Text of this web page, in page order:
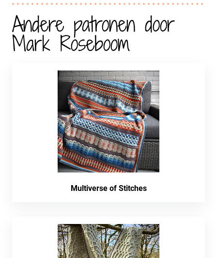
Andere patronen door
Mark Roseboom
Multiverse of Stitches